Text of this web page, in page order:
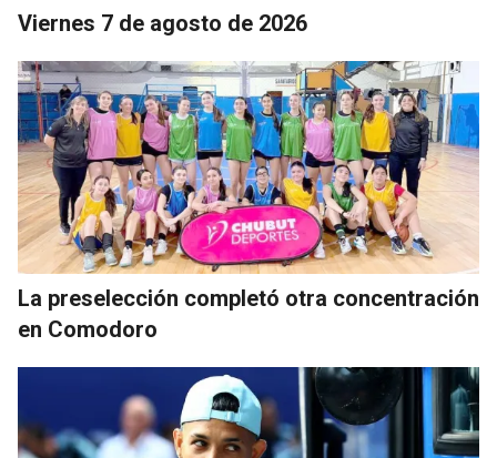
Viernes 7 de agosto de 2026
La preselección completó otra concentración
en Comodoro